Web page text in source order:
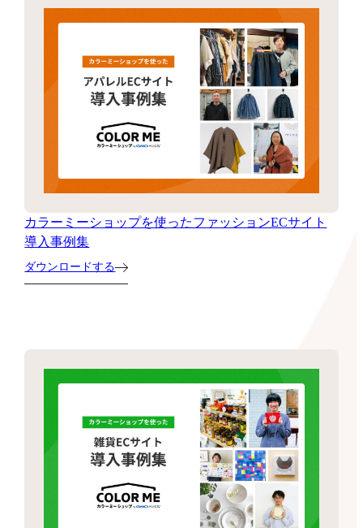
カラーミーショップを使ったファッションECサイト
導入事例集
ダウンロードする